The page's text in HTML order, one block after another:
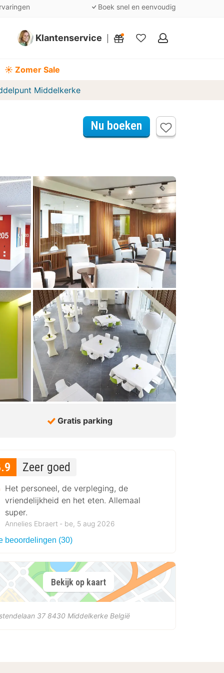
Boek snel en eenvoudig
Klantenservice
Mijn
☀️ Zomer Sale
Middelkerke
Nu boeken
Gratis parking
Zeer goed
Het personeel, de verpleging, de
vriendelijkheid en het eten. Allemaal
super.
Annelies Ebraert ‐ be, 5 aug 2026
beoordelingen (30)
Bekijk op kaart
37 8430 Middelkerke België